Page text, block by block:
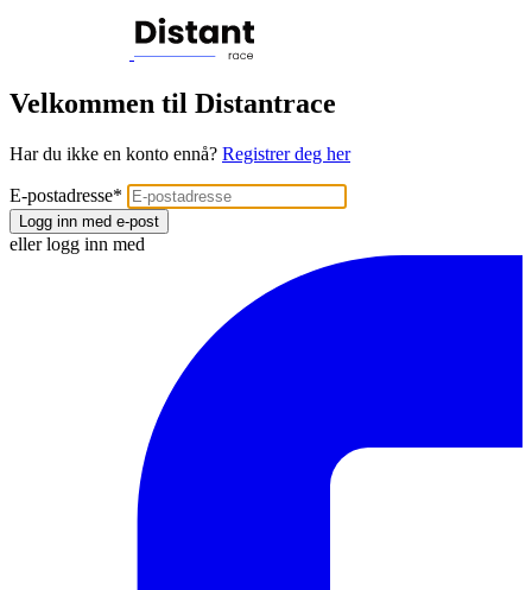
Velkommen til Distantrace
Har du ikke en konto ennå? Registrer deg her
E-postadresse*
Logg inn med e-post
eller logg inn med